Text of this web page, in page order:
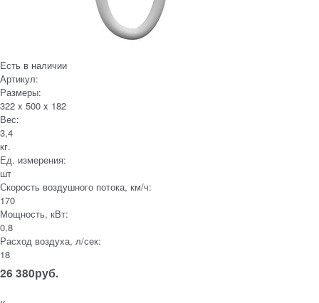
Есть в наличии
Артикул:
Размеры:
322 x 500 x 182
Вес:
3,4
кг.
Ед. измерения:
шт
Скорость воздушного потока, км/ч:
170
Мощность, кВт:
0,8
Расход воздуха, л/сек:
18
26 380руб.